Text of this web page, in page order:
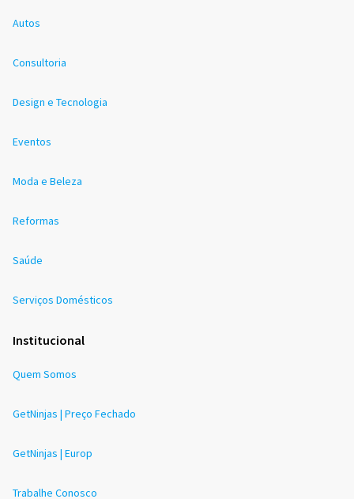
Autos
Consultoria
Design e Tecnologia
Eventos
Moda e Beleza
Reformas
Saúde
Serviços Domésticos
Institucional
Quem Somos
GetNinjas | Preço Fechado
GetNinjas | Europ
Trabalhe Conosco